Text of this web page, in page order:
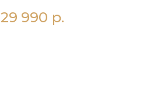
29 990 р.